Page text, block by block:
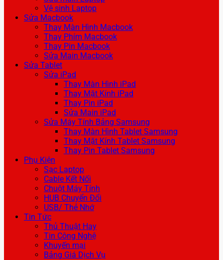
Vệ sinh Laptop
Sửa Macbook
Thay Màn Hình Macbook
Thay Phím Macbook
Thay Pin Macbook
Sửa Main Macbook
Sửa Tablet
Sửa iPad
Thay Màn Hình iPad
Thay Mặt Kính iPad
Thay Pin iPad
Sửa Main iPad
Sửa Máy Tính Bảng Samsung
Thay Màn Hình Tablet Samsung
Thay Mặt Kính Tablet Samsung
Thay Pin Tablet Samsung
Phụ Kiện
Sạc Laptop
Cable Kết Nối
Chuột Máy Tính
HUB Chuyển Đổi
USB/ Thẻ Nhớ
Tin Tức
Thủ Thuật Hay
Tin Công Nghệ
Khuyến mại
Bảng Giá Dịch Vụ